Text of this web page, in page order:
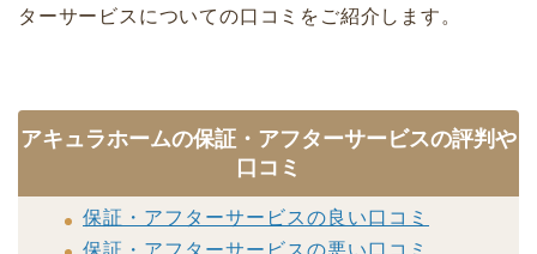
ターサービスについての口コミをご紹介します。
アキュラホームの保証・アフターサービスの評判や
口コミ
保証・アフターサービスの良い口コミ
保証・アフターサービスの悪い口コミ